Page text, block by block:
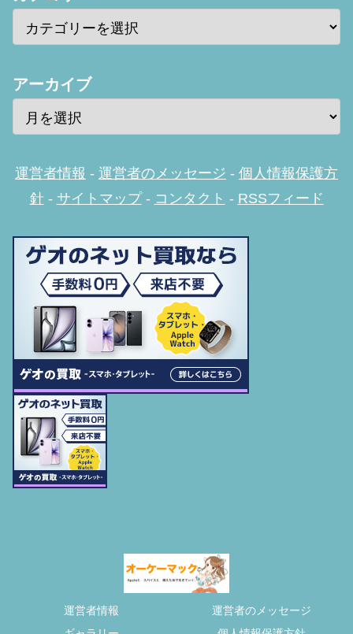
アーカイブ
運営者情報 - 運営者のメッセージ - 個人情報保護方
針- サイトマップ- コンタクト - RSSフィード
運営者情報
運営者のメッセージ